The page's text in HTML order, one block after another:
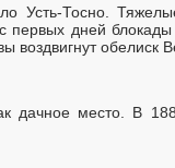
Усть-Тосно.
первых дней
воздвигнут обелиск
дачное место. В